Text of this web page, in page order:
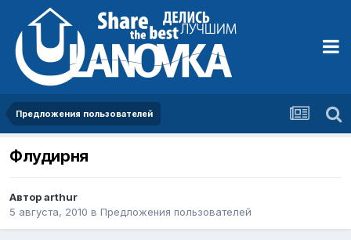
Предложения пользователей
Флудирня
Авторarthur
5 августа, 2010 в Предложения пользователей